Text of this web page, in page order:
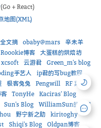
(Go + React)
地图(XML)
文摘 obaby@mars
辛未羊
Roookie博客
大蛋糕的烘焙坊
xcsoft 云游君
Green_m's blog
手艺人
ip君的写bug教程
极客兔兔 Pengwill
RF 菜鸟
TonyHe
Kaciras' Blog
Sun's Blog
WilliamSun的小窝
野宁新之助
kiritoghy
Shiqi's Blog Oldpan博客